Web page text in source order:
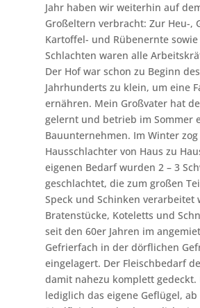
Jahr haben wir weiterhin auf
Großeltern verbracht: Zur Heu-,
Kartoffel- und Rübenernte sowie
Schlachten waren alle
Der Hof war schon zu Beginn
Jahrhunderts zu klein, um eine
ernähren. Mein Großvater hat
gelernt und betrieb im Sommer
Bauunternehmen. Im Winter zog
Hausschlachter von Haus zu
eigenen Bedarf wurden 2 – 3
geschlachtet, die zum großen
Speck und Schinken verarbeitet
Bratenstücke, Koteletts und
seit den 60er Jahren im
Gefrierfach in der dörflichen
eingelagert. Der Fleischbedarf
damit nahezu komplett gedeckt.
lediglich das eigene Geflügel,